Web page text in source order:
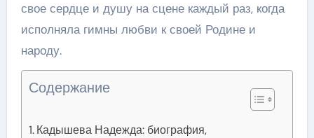
свое сердце и душу на сцене каждый раз, когда
исполняла гимны любви к своей Родине и
народу.
Содержание
Кадышева Надежда: биография,